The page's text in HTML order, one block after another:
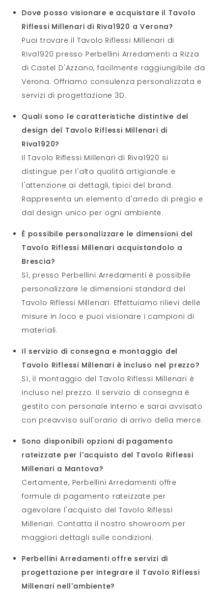
Dove posso visionare e acquistare il Tavolo
Riflessi Millenari di Riva1920 a Verona?
Puoi trovare il Tavolo Riflessi Millenari di
Riva1920 presso Perbellini Arredamenti a Rizza
di Castel D'Azzano, facilmente raggiungibile da
Verona. Offriamo consulenza personalizzata e
servizi di progettazione 3D.
Quali sono le caratteristiche distintive del
design del Tavolo Riflessi Millenari di
Riva1920?
Il Tavolo Riflessi Millenari di Riva1920 si
distingue per l'alta qualità artigianale e
l'attenzione ai dettagli, tipici del brand.
Rappresenta un elemento d'arredo di pregio e
dal design unico per ogni ambiente.
È possibile personalizzare le dimensioni del
Tavolo Riflessi Millenari acquistandolo a
Brescia?
Sì, presso Perbellini Arredamenti è possibile
personalizzare le dimensioni standard del
Tavolo Riflessi Millenari. Effettuiamo rilievi delle
misure in loco e puoi visionare i campioni di
materiali.
Il servizio di consegna e montaggio del
Tavolo Riflessi Millenari è incluso nel prezzo?
Sì, il montaggio del Tavolo Riflessi Millenari è
incluso nel prezzo. Il servizio di consegna è
gestito con personale interno e sarai avvisato
con preavviso sull'orario di arrivo della merce.
Sono disponibili opzioni di pagamento
rateizzate per l'acquisto del Tavolo Riflessi
Millenari a Mantova?
Certamente, Perbellini Arredamenti offre
formule di pagamento rateizzate per
agevolare l'acquisto del Tavolo Riflessi
Millenari. Contatta il nostro showroom per
maggiori dettagli sulle condizioni.
Perbellini Arredamenti offre servizi di
progettazione per integrare il Tavolo Riflessi
Millenari nell'ambiente?